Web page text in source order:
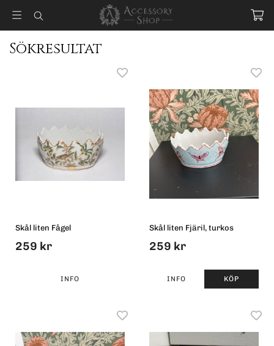
Sökresultat
Skål liten Fågel
259 kr
INFO
Skål liten Fjäril, turkos
259 kr
INFO KÖP